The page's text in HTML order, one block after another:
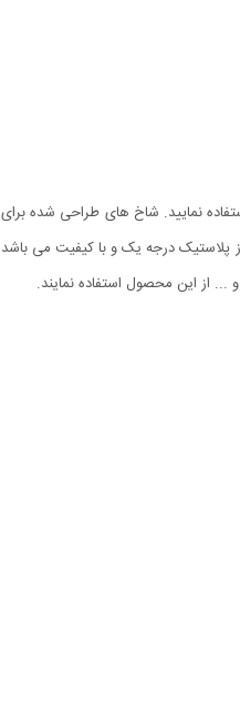
نمایید. شاخ های طراحی شده برای
پلاستیک درجه یک و با کیفیت می باشد
... از این محصول استفاده نمایند.